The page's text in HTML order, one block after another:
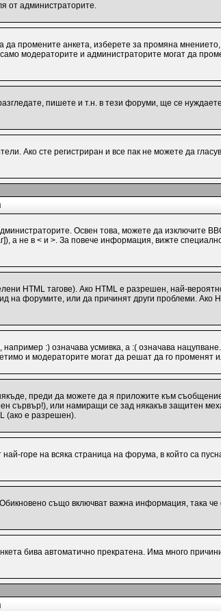
от администраторите.
промените анкета, изберете за промяна
модераторите и администраторите могат да
пишете и т.н. в тези форуми, ще се
Ако сте регистриран и все пак не можете да
Освен това, можете да изключите
а не в < и >. За повече информация, вижте
HTML тагове). Ако HTML е разрешен, най-
на форумите, или да причинят други проблеми. Ако
:) означава усмивка, а :( означава
и модераторите могат да решат да го променят
преди да можете да я приложите към
сървър!), или намиращи се зад някакъв защитен
(ако е разрешен).
горе на всяка страница на форума, в който са
също включват важна информация, така че
бива автоматично прекратена. Има много